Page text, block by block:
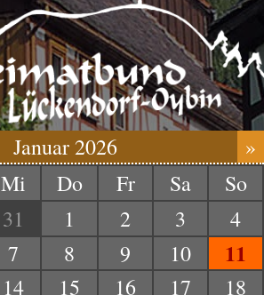
Januar 2026
»
Mi Do Fr Sa
So
31 1 2 3
4
7 8 9 10 11
14 15 16 17
18